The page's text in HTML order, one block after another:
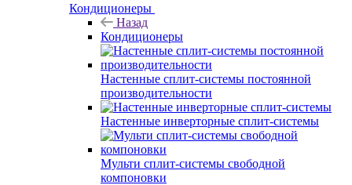
Кондиционеры
Назад
Кондиционеры
Настенные сплит-системы постоянной
производительности
Настенные инверторные сплит-системы
Мульти сплит-системы свободной
компоновки